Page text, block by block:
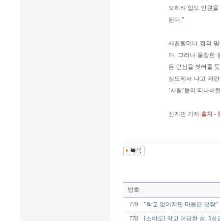
오히려 입도 인원
된다.”
새끝할머니 집의
다. 그러나 울창한
든 근심을 씻어줄
심도에서 나고 자
‘사람’들이 떠나버
신지민 기자 출처 -
번호
779 "학교 없어지면 마을은 끝장
778 [소야도] 작고 아담한 섬, 5성